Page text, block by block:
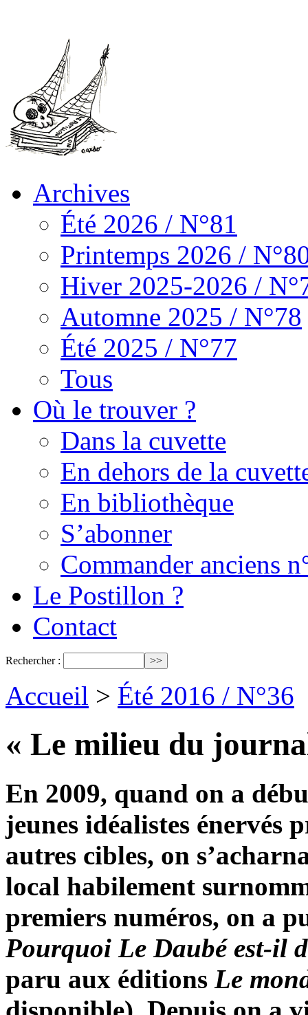
Archives
Été 2026 / N°81
Printemps 2026 /
Hiver 2025-2026 /
Automne 2025 / N°78
Été 2025 / N°77
Tous
Où le trouver ?
Dans la cuvette
En dehors de la
En bibliothèque
S’abonner
Commander anciens
Le Postillon ?
Contact
Rechercher :
Accueil > Été 2016 / N°36
« Le milieu du
En 2009, quand on a
jeunes idéalistes
autres cibles, on
local habilement
premiers numéros, on a
Pourquoi Le Daubé est‑il
paru aux éditions Le